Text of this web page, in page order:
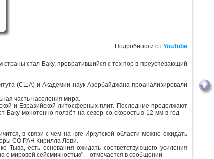
Подробности от YouTube
стал Баку, превратившийся с тех пор в преуспевающий
(США) и Академии наук Азербайджана проанализировали
часть населения мира.
и Евразийской литосферных плит. Последние продолжают
Баку монотонно ползёт на север со скоростью 12 мм в год —
в связи с чем на юге Иркутской области можно ожидать
СО РАН Кирилла Леви.
Тыва, есть основания ожидать соответствующего усиления
с мировой сейсмичностью", - отмечается в сообщении.